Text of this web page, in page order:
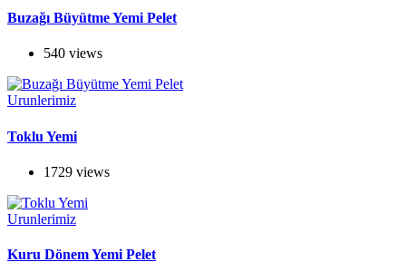
Buzağı Büyütme Yemi Pelet
540 views
Urunlerimiz
Toklu Yemi
1729 views
Urunlerimiz
Kuru Dönem Yemi Pelet